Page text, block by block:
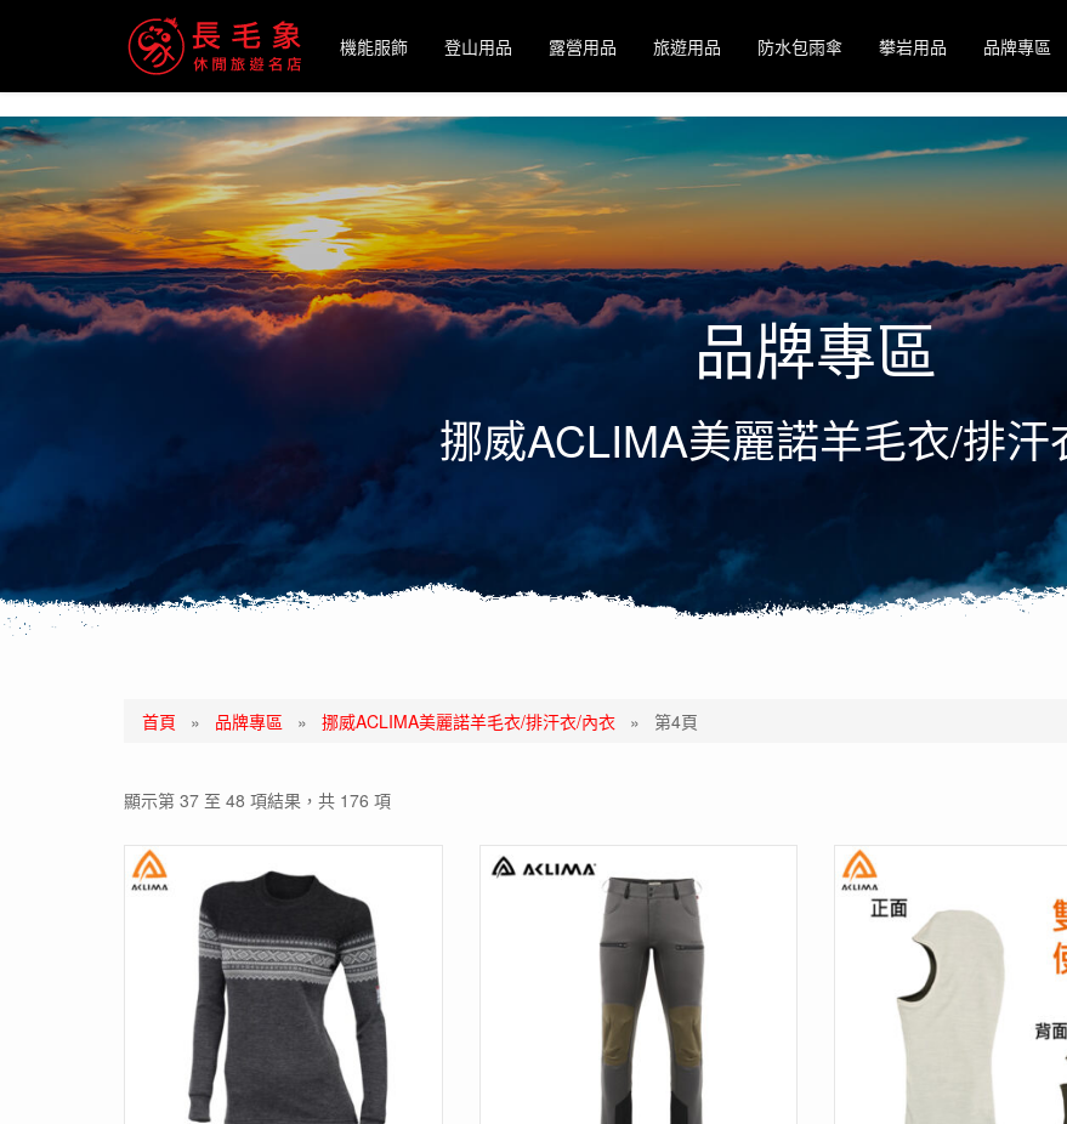
機能服飾
登山用品 露營用品 旅遊用品 防水包雨傘 攀岩用品 品牌專區
品牌專區
挪威ACLIMA美麗諾羊毛衣/排汗
首頁 » 品牌專區 » 挪威ACLIMA美麗諾羊毛衣/排汗衣/內衣 » 第4頁
顯示第 37 至 48 項結果，共 176 項